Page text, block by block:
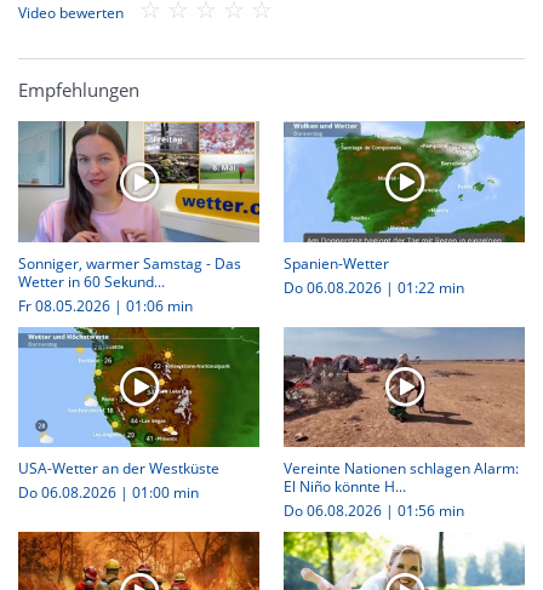
Video bewerten
Empfehlungen
Sonniger, warmer Samstag - Das
Wetter in 60 Sekund...
Fr 08.05.2026 | 01:06 min
Spanien-Wetter
Do 06.08.2026 | 01:22 min
USA-Wetter an der Westküste
Do 06.08.2026 | 01:00 min
Vereinte Nationen schlagen Alarm:
El Niño könnte H...
Do 06.08.2026 | 01:56 min